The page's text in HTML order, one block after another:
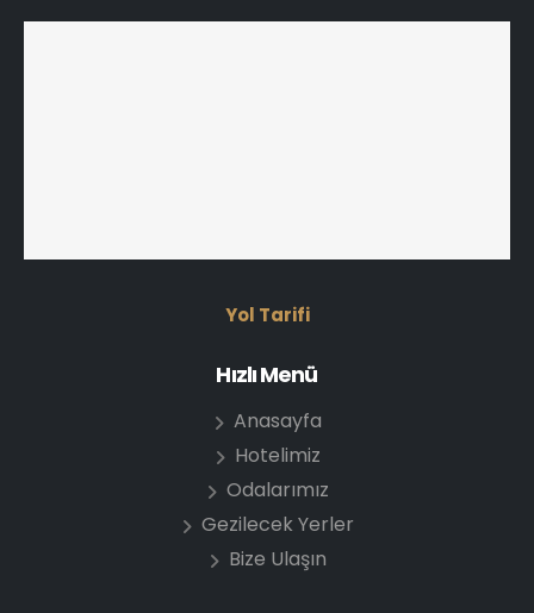
Yol Tarifi
Hızlı Menü
Anasayfa
Hotelimiz
Odalarımız
Gezilecek Yerler
Bize Ulaşın